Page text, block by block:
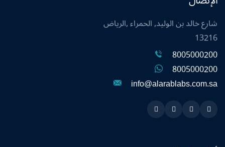
شارع خالد بن الوليد, الحمراء ,الرياض
13216
8005000200
8005000200
info@alarablabs.com.sa
Snapchat
Twitter
Linkedin
Instagram